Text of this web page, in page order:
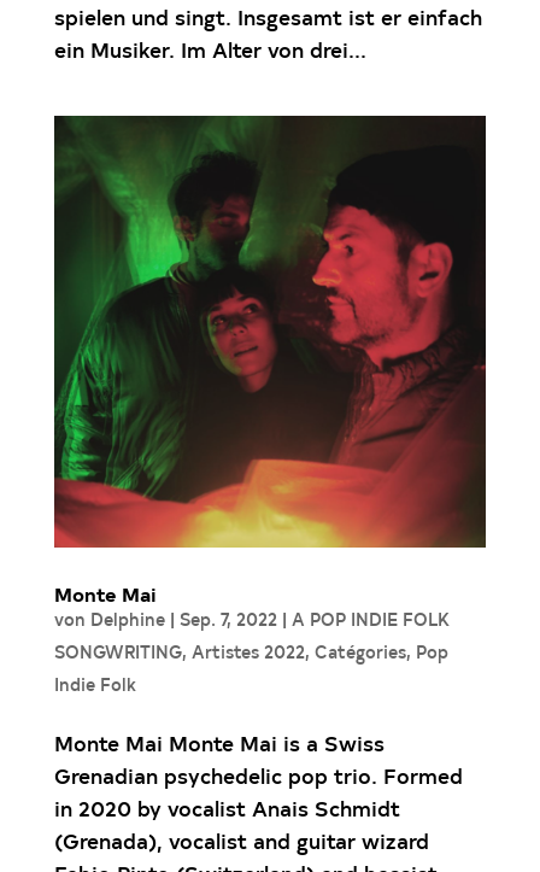
spielen und singt. Insgesamt ist er einfach
ein Musiker. Im Alter von drei...
Monte Mai
von Delphine| Sep. 7, 2022| A POP INDIE FOLK
SONGWRITING, Artistes 2022, Catégories, Pop
Indie Folk
Monte Mai Monte Mai is a Swiss
Grenadian psychedelic pop trio. Formed
in 2020 by vocalist Anais Schmidt
(Grenada), vocalist and guitar wizard